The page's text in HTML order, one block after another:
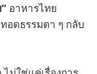
อาหารไทย
อดธรรมดา ๆ กลับ